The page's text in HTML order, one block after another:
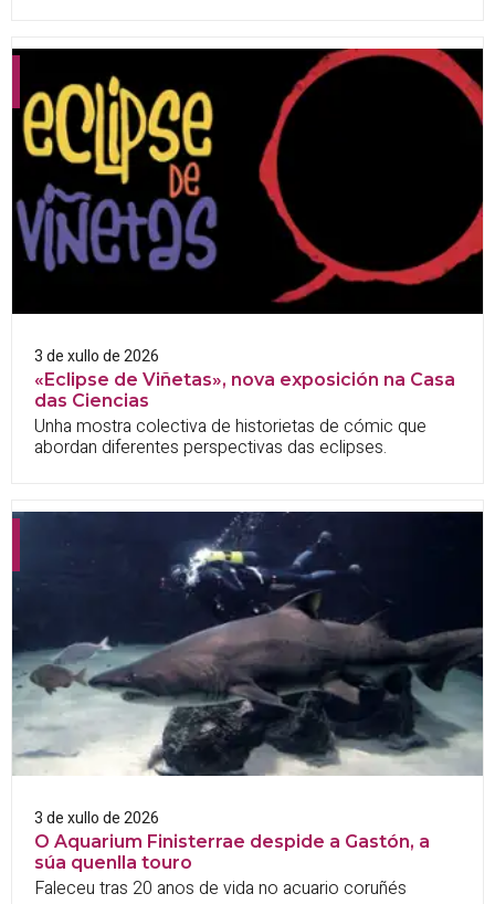
3 de xullo de 2026
«Eclipse de Viñetas», nova exposición na Casa
das Ciencias
Unha mostra colectiva de historietas de cómic que
abordan diferentes perspectivas das eclipses.
3 de xullo de 2026
O Aquarium Finisterrae despide a Gastón, a
súa quenlla touro
Faleceu tras 20 anos de vida no acuario coruñés